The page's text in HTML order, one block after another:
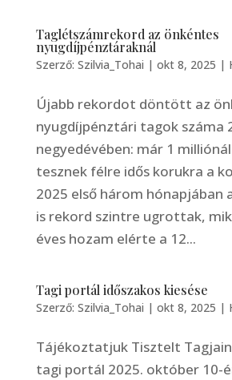
Taglétszámrekord az önkéntes
nyugdíjpénztáraknál
Szerző: Szilvia_Tohai | okt 8, 2025 |
Újabb rekordot döntött az
nyugdíjpénztári tagok száma
negyedévében: már 1
tesznek félre idős korukra a
2025 első három hónapjában
is rekord szintre ugrottak,
éves hozam elérte a 12...
Tagi portál időszakos kiesése
Szerző: Szilvia_Tohai | okt 8, 2025 |
Tájékoztatjuk Tisztelt
tagi portál 2025. október 10-